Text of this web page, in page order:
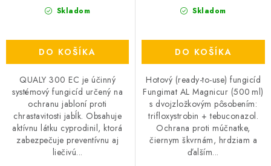
Skladom
DO KOŠÍKA
QUALY 300 EC je účinný
systémový fungicíd určený na
ochranu jabloní proti
chrastavitosti jabĺk. Obsahuje
aktívnu látku cyprodinil, ktorá
zabezpečuje preventívnu aj
liečivú...
Skladom
DO KOŠÍKA
Hotový (ready-to-use) fungicíd
Fungimat AL Magnicur (500 ml)
s dvojzložkovým pôsobením:
trifloxystrobin + tebuconazol.
Ochrana proti múčnatke,
čiernym škvrnám, hrdziam a
ďalším...